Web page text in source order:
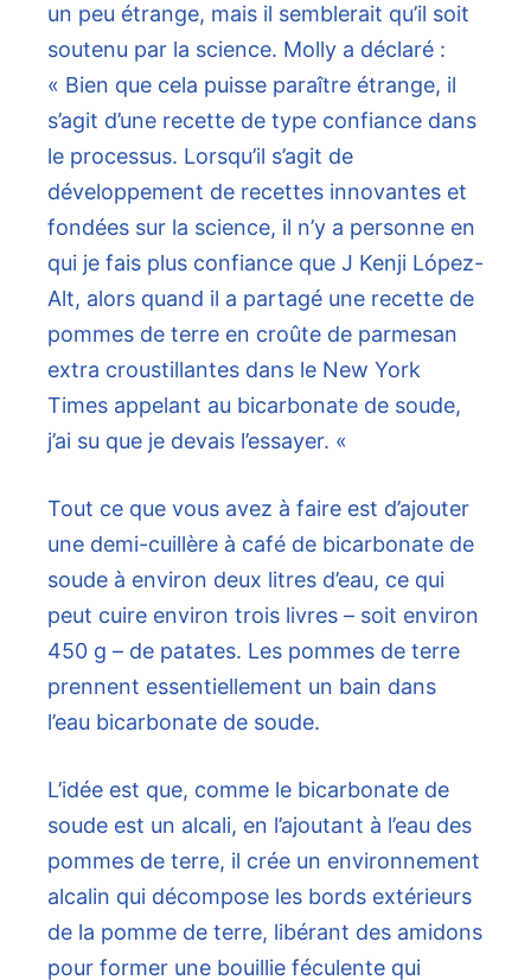
un peu étrange, mais il semblerait qu’il soit
soutenu par la science. Molly a déclaré :
« Bien que cela puisse paraître étrange, il
s’agit d’une recette de type confiance dans
le processus. Lorsqu’il s’agit de
développement de recettes innovantes et
fondées sur la science, il n’y a personne en
qui je fais plus confiance que J Kenji López-
Alt, alors quand il a partagé une recette de
pommes de terre en croûte de parmesan
extra croustillantes dans le New York
Times appelant au bicarbonate de soude,
j’ai su que je devais l’essayer. «
Tout ce que vous avez à faire est d’ajouter
une demi-cuillère à café de bicarbonate de
soude à environ deux litres d’eau, ce qui
peut cuire environ trois livres – soit environ
450 g – de patates. Les pommes de terre
prennent essentiellement un bain dans
l’eau bicarbonate de soude.
L’idée est que, comme le bicarbonate de
soude est un alcali, en l’ajoutant à l’eau des
pommes de terre, il crée un environnement
alcalin qui décompose les bords extérieurs
de la pomme de terre, libérant des amidons
pour former une bouillie féculente qui